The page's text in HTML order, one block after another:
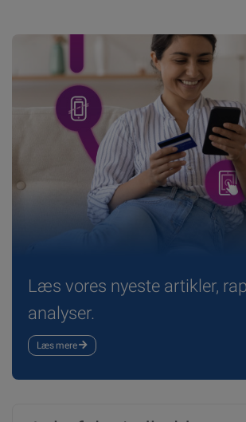
Læs vores nyeste artikler,
analyser.
Læs mere